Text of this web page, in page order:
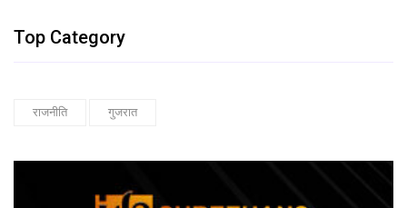
Top Category
राजनीति गुजरात